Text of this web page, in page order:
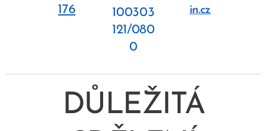
176
100303
121/080
0
in.cz
DŮLEŽITÁ